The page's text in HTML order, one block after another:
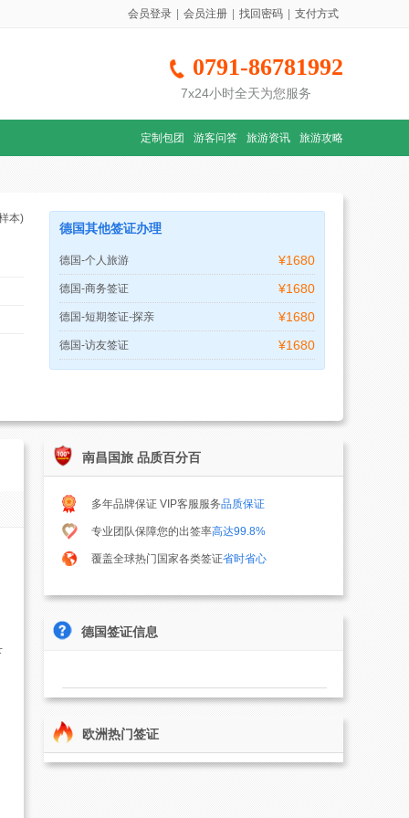
会员登录 会员注册 找回密码 支付方式
0791-86781992
7x24小时全天为您服务
定制包团 游客问答 旅游资讯 旅游攻略
本)
德国其他签证办理
德国-个人旅游 ¥1680
德国-商务签证 ¥1680
德国-短期签证-探亲 ¥1680
德国-访友签证 ¥1680
南昌国旅 品质百分百
多年品牌保证 VIP客服服务品质保证
专业团队保障您的出签率高达99.8%
覆盖全球热门国家各类签证省时省心
德国签证信息
欧洲热门签证